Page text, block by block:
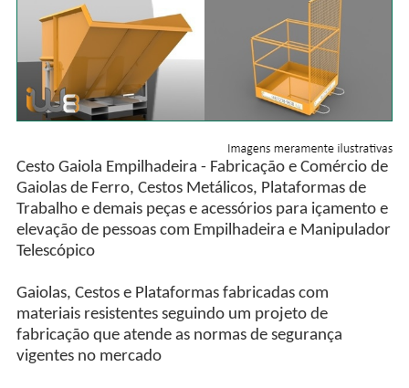
Cesto Gaiola Empilhadeira - Fabricação e Comércio de
Gaiolas de Ferro, Cestos Metálicos, Plataformas de
Trabalho e demais peças e acessórios para içamento e
elevação de pessoas com Empilhadeira e Manipulador
Telescópico
Gaiolas, Cestos e Plataformas fabricadas com
materiais resistentes seguindo um projeto de
fabricação que atende as normas de segurança
vigentes no mercado